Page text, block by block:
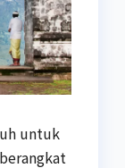
untuk